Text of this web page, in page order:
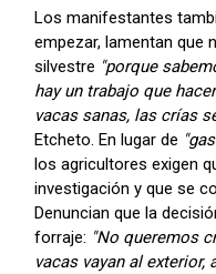
Los manifestantes
empezar, lamentan que
silvestre "porque
hay un trabajo que
vacas sanas, las crías
Etcheto. En lugar de
los agricultores exigen
investigación y que se
Denuncian que la
forraje: "No queremos
vacas vayan al